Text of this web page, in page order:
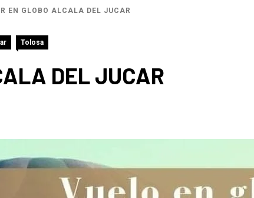
EN GLOBO ALCALA DEL JUCAR
Tolosa
DEL JUCAR